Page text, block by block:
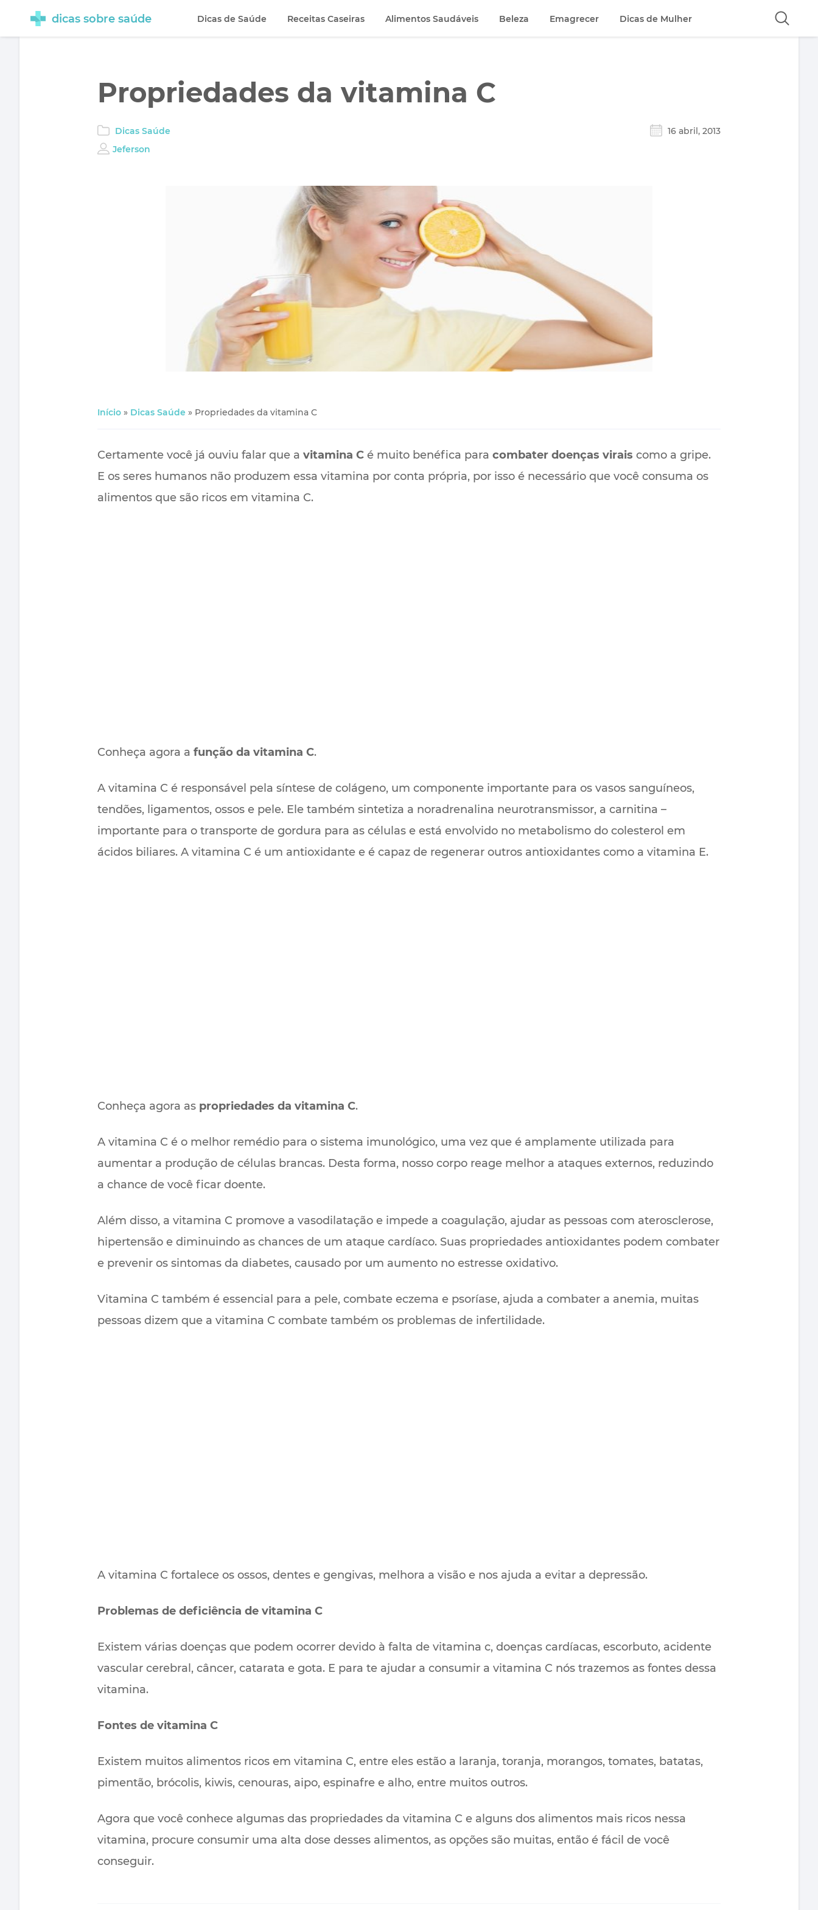
Propriedades da vitamina C
Dicas Saúde
16 abril, 2013
Jeferson
Início » Dicas Saúde » Propriedades da vitamina C
Certamente você já ouviu falar que a vitamina C é muito benéfica para combater doenças virais como a gripe.
E os seres humanos não produzem essa vitamina por conta própria, por isso é necessário que você consuma os
alimentos que são ricos em vitamina C.
Conheça agora a função da vitamina C.
A vitamina C é responsável pela síntese de colágeno, um componente importante para os vasos sanguíneos,
tendões, ligamentos, ossos e pele. Ele também sintetiza a noradrenalina neurotransmissor, a carnitina –
importante para o transporte de gordura para as células e está envolvido no metabolismo do colesterol em
ácidos biliares. A vitamina C é um antioxidante e é capaz de regenerar outros antioxidantes como a vitamina E.
Conheça agora as propriedades da vitamina C.
A vitamina C é o melhor remédio para o sistema imunológico, uma vez que é amplamente utilizada para
aumentar a produção de células brancas. Desta forma, nosso corpo reage melhor a ataques externos, reduzindo
a chance de você ficar doente.
Além disso, a vitamina C promove a vasodilatação e impede a coagulação, ajudar as pessoas com aterosclerose,
hipertensão e diminuindo as chances de um ataque cardíaco. Suas propriedades antioxidantes podem combater
e prevenir os sintomas da diabetes, causado por um aumento no estresse oxidativo.
Vitamina C também é essencial para a pele, combate eczema e psoríase, ajuda a combater a anemia, muitas
pessoas dizem que a vitamina C combate também os problemas de infertilidade.
A vitamina C fortalece os ossos, dentes e gengivas, melhora a visão e nos ajuda a evitar a depressão.
Problemas de deficiência de vitamina C
Existem várias doenças que podem ocorrer devido à falta de vitamina c, doenças cardíacas, escorbuto, acidente
vascular cerebral, câncer, catarata e gota. E para te ajudar a consumir a vitamina C nós trazemos as fontes dessa
vitamina.
Fontes de vitamina C
Existem muitos alimentos ricos em vitamina C, entre eles estão a laranja, toranja, morangos, tomates, batatas,
pimentão, brócolis, kiwis, cenouras, aipo, espinafre e alho, entre muitos outros.
Agora que você conhece algumas das propriedades da vitamina C e alguns dos alimentos mais ricos nessa
vitamina, procure consumir uma alta dose desses alimentos, as opções são muitas, então é fácil de você
conseguir.
dicas sobre saúde Dicas de Saúde Receitas Caseiras Alimentos Saudáveis Beleza Emagrecer Dicas de Mulher